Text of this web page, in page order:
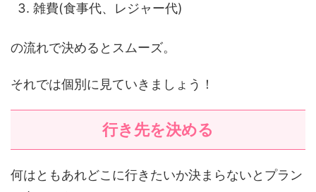
雑費(食事代、レジャー代)
の流れで決めるとスムーズ。
それでは個別に見ていきましょう！
行き先を決める
何はともあれどこに行きたいか決まらないとプラン